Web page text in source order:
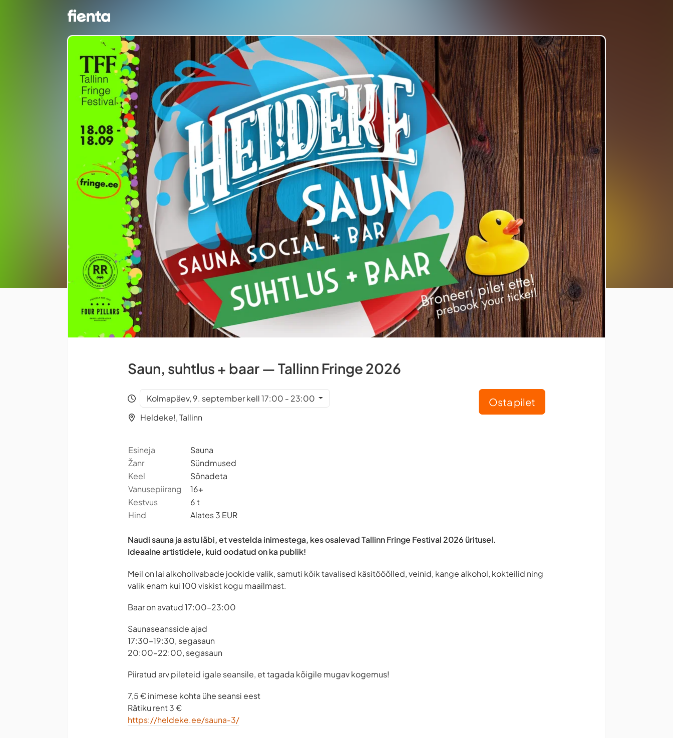
Saun, suhtlus + baar — Tallinn Fringe 2026
Kolmapäev, 9. september kell 17:00 - 23:00
Heldeke!, Tallinn
Osta pilet
Esineja
Sauna
Žanr
Sündmused
Keel
Sõnadeta
Vanusepiirang
16+
Kestvus
6 t
Hind
Alates 3 EUR
Naudi sauna ja astu läbi, et vestelda inimestega, kes osalevad Tallinn Fringe Festival 2026 üritusel.
Ideaalne artistidele, kuid oodatud on ka publik!
Meil on lai alkoholivabade jookide valik, samuti kõik tavalised käsitööõlled, veinid, kange alkohol, kokteilid ning
valik enam kui 100 viskist kogu maailmast.
Baar on avatud 17:00–23:00
Saunaseansside ajad
17:30–19:30, segasaun
20:00–22:00, segasaun
Piiratud arv pileteid igale seansile, et tagada kõigile mugav kogemus!
7,5 € inimese kohta ühe seansi eest
Rätiku rent 3 €
https://heldeke.ee/sauna-3/